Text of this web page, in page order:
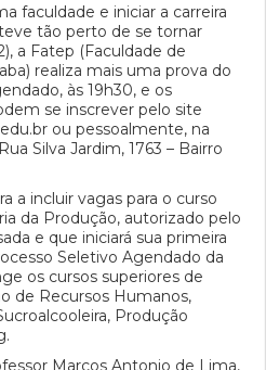
faculdade e iniciar a carreira
tão perto de se tornar
a Fatep (Faculdade de
realiza mais uma prova do
às 19h30, e os
se inscrever pelo site
ou pessoalmente, na
Silva Jardim, 1763 – Bairro
a incluir vagas para o curso
da Produção, autorizado pelo
e que iniciará sua primeira
Seletivo Agendado da
os cursos superiores de
de Recursos Humanos,
Produção
Marcos Antonio de Lima,